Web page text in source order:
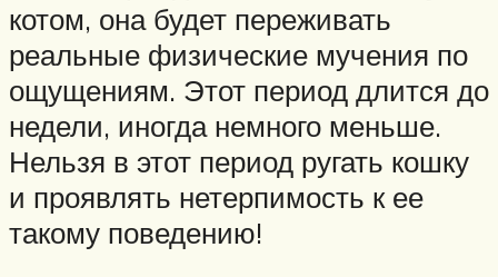
котом, она будет переживать
реальные физические мучения по
ощущениям. Этот период длится до
недели, иногда немного меньше.
Нельзя в этот период ругать кошку
и проявлять нетерпимость к ее
такому поведению!